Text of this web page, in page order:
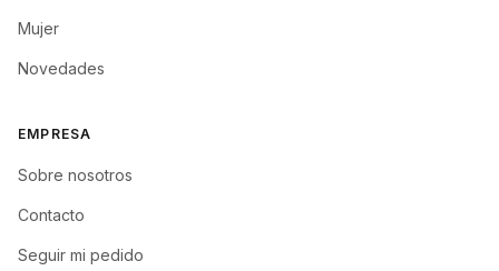
Mujer
Novedades
EMPRESA
Sobre nosotros
Contacto
Seguir mi pedido